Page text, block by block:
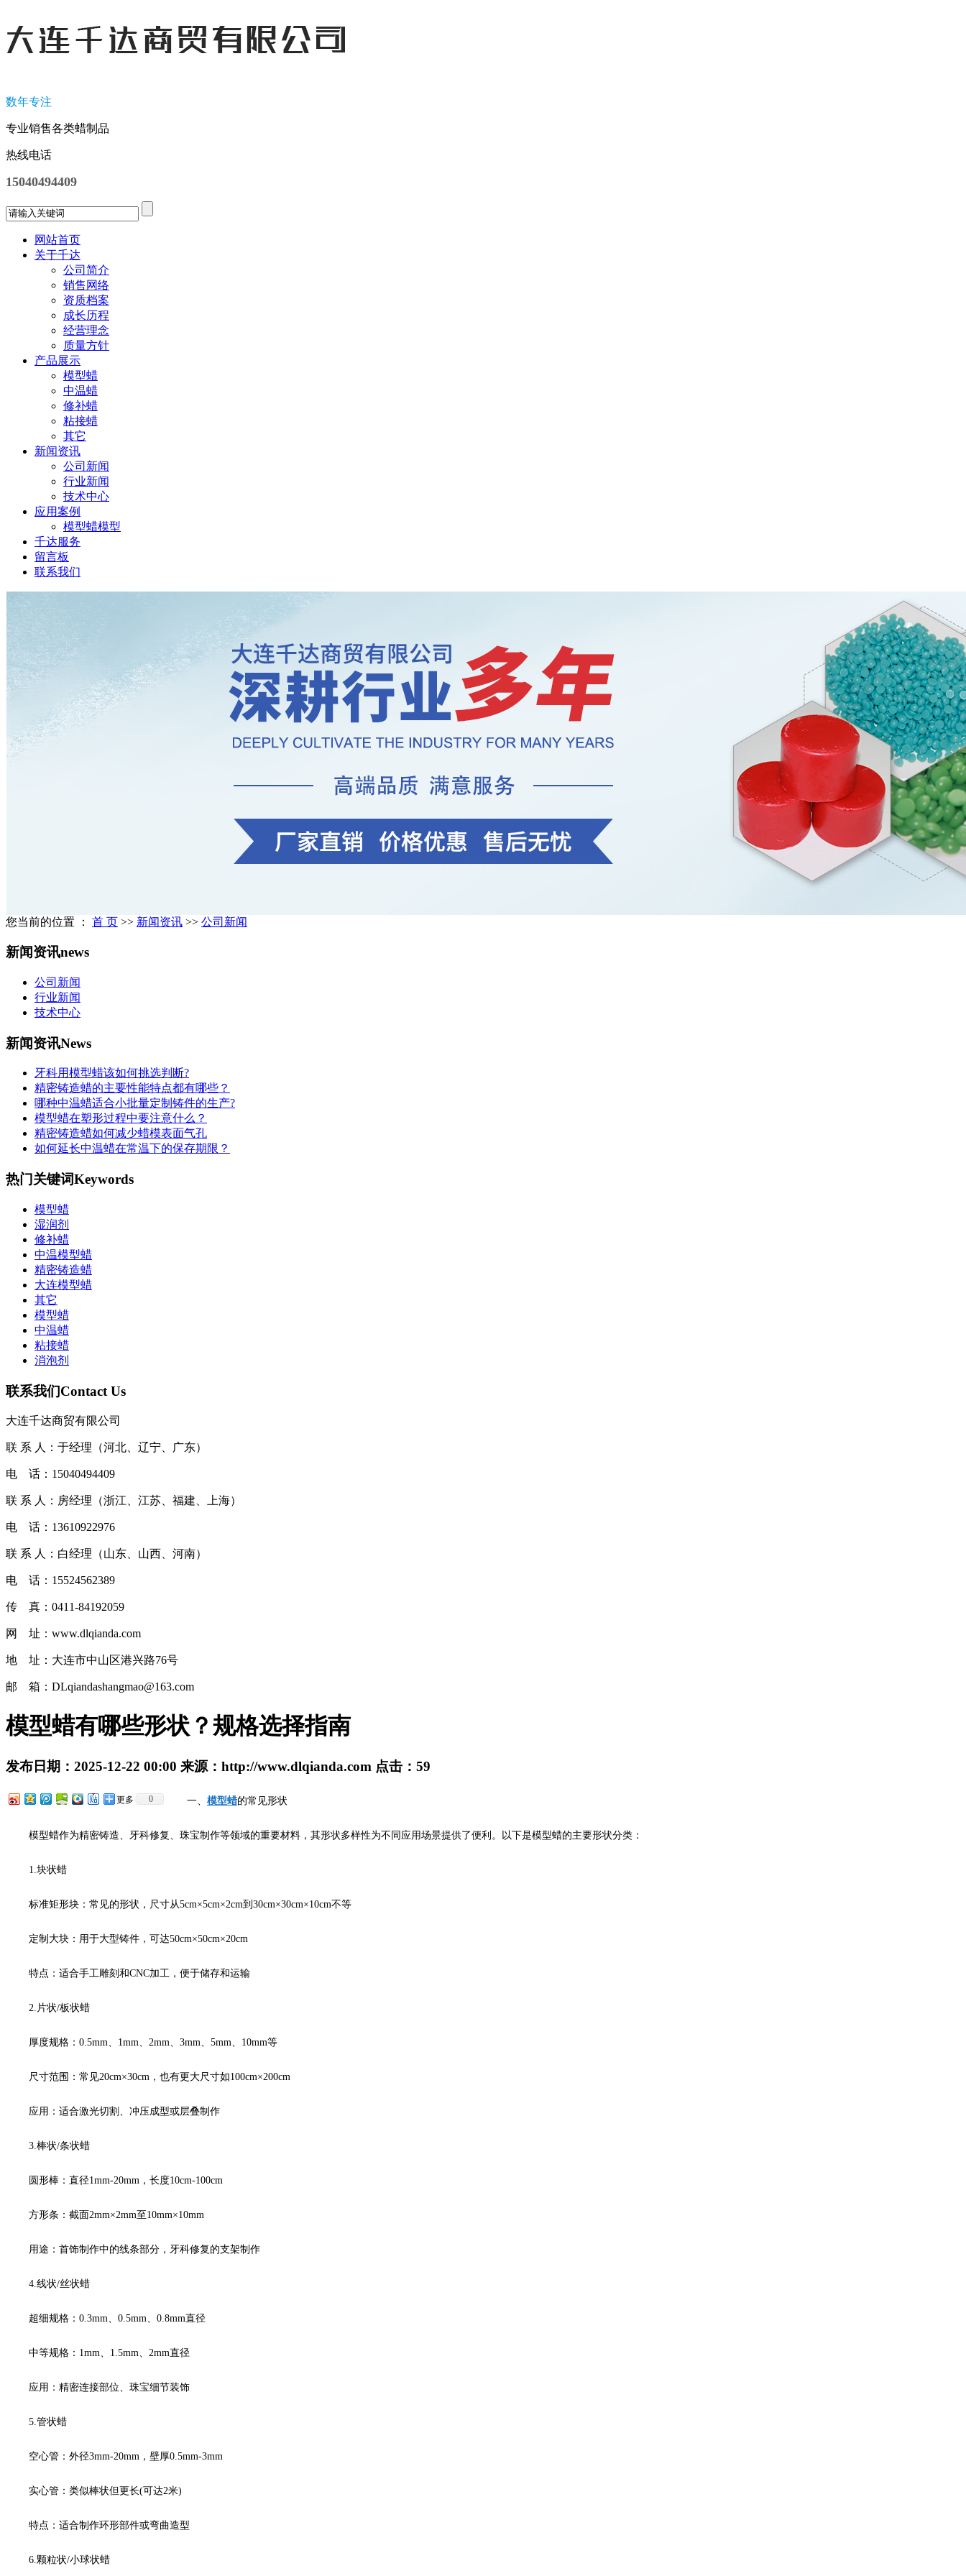
数年专注
专业销售各类蜡制品
热线电话
15040494409
网站首页
关于千达
公司简介
销售网络
资质档案
成长历程
经营理念
质量方针
产品展示
模型蜡
中温蜡
修补蜡
粘接蜡
其它
新闻资讯
公司新闻
行业新闻
技术中心
应用案例
模型蜡模型
千达服务
留言板
联系我们
您当前的位置 ： 首 页 >> 新闻资讯 >> 公司新闻
新闻资讯news
公司新闻
行业新闻
技术中心
新闻资讯News
牙科用模型蜡该如何挑选判断?
精密铸造蜡的主要性能特点都有哪些？
哪种中温蜡适合小批量定制铸件的生产?
模型蜡在塑形过程中要注意什么？
精密铸造蜡如何减少蜡模表面气孔
如何延长中温蜡在常温下的保存期限？
热门关键词Keywords
​模型蜡
湿润剂
修补蜡
中温模型蜡
精密铸造蜡
大连模型蜡
其它
模型蜡
中温蜡
粘接蜡
消泡剂
联系我们Contact Us
大连千达商贸有限公司
联 系 人：于经理（河北、辽宁、广东）
电 话：15040494409
联 系 人：房经理（浙江、江苏、福建、上海）
电 话：13610922976
联 系 人：白经理（山东、山西、河南）
电 话：15524562389
传 真：0411-84192059
网 址：www.dlqianda.com
地 址：大连市中山区港兴路76号
邮 箱：DLqiandashangmao@163.com
模型蜡有哪些形状？规格选择指南
发布日期： 2025-12-22 00:00 来源： http://www.dlqianda.com 点击： 59
更多 0 一、 模型蜡的常见形状
模型蜡作为精密铸造、牙科修复、珠宝制作等领域的重要材料，其形状多样性为不同应用场景提供了便利。以下是模型蜡的主要形状分类：
1.块状蜡
标准矩形块：常见的形状，尺寸从5cm×5cm×2cm到30cm×30cm×10cm不等
定制大块：用于大型铸件，可达50cm×50cm×20cm
特点：适合手工雕刻和CNC加工，便于储存和运输
2.片状/板状蜡
厚度规格：0.5mm、1mm、2mm、3mm、5mm、10mm等
尺寸范围：常见20cm×30cm，也有更大尺寸如100cm×200cm
应用：适合激光切割、冲压成型或层叠制作
3.棒状/条状蜡
圆形棒：直径1mm-20mm，长度10cm-100cm
方形条：截面2mm×2mm至10mm×10mm
用途：首饰制作中的线条部分，牙科修复的支架制作
4.线状/丝状蜡
超细规格：0.3mm、0.5mm、0.8mm直径
中等规格：1mm、1.5mm、2mm直径
应用：精密连接部位、珠宝细节装饰
5.管状蜡
空心管：外径3mm-20mm，壁厚0.5mm-3mm
实心管：类似棒状但更长(可达2米)
特点：适合制作环形部件或弯曲造型
6.颗粒状/小球状蜡